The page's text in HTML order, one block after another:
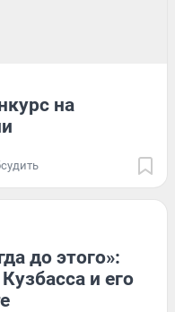
на
до этого»:
и его